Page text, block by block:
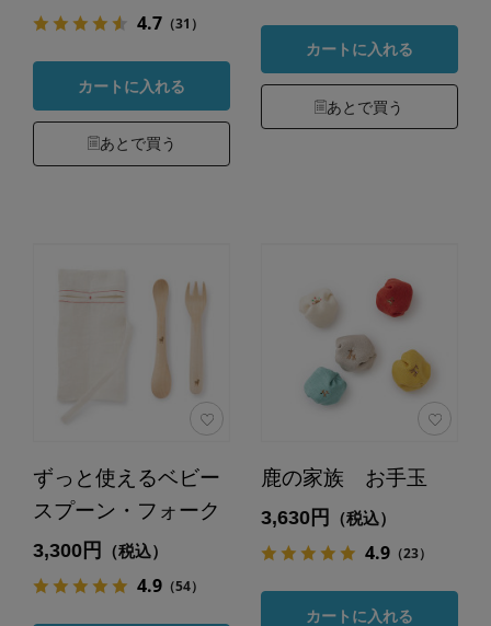
4.7（31）
カートに入れる
あとで買う
カートに入れる
あとで買う
ずっと使えるベビー
スプーン・フォーク
3,300円 （税込）
4.9（54）
鹿の家族 お手玉
3,630円 （税込）
4.9（23）
カートに入れる